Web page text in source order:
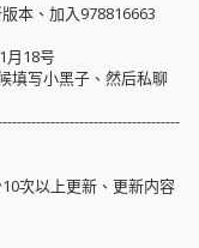
本、加入978816663
月18号
填写小黑子、然后私聊
次以上更新、更新内容